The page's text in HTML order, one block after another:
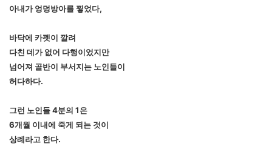
아내가 엉덩방아를 찧었다,
바닥에 카펫이 깔려
다친 데가 없어 다행이었지만
넘어져 골반이 부서지는 노인들이
허다하다.
그런 노인들 4분의 1은
6개월 이내에 죽게 되는 것이
상례라고 한다.